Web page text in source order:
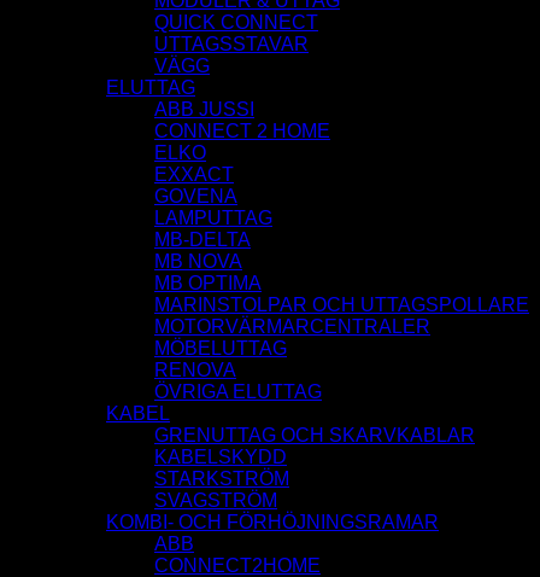
QUICK CONNECT
UTTAGSSTAVAR
VÄGG
ELUTTAG
ABB JUSSI
CONNECT 2 HOME
ELKO
EXXACT
GOVENA
LAMPUTTAG
MB-DELTA
MB NOVA
MB OPTIMA
MARINSTOLPAR OCH UTTAGSPOLLARE
MOTORVÄRMARCENTRALER
MÖBELUTTAG
RENOVA
ÖVRIGA ELUTTAG
KABEL
GRENUTTAG OCH SKARVKABLAR
KABELSKYDD
STARKSTRÖM
SVAGSTRÖM
KOMBI- OCH FÖRHÖJNINGSRAMAR
ABB
CONNECT2HOME